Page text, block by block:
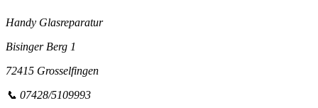
Handy Glasreparatur
Bisinger Berg 1
72415 Grosselfingen
📞 07428/5109993